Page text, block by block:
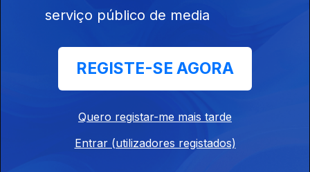
editora AVA
Ep. 11
Vitorino
serviço público de media
REGISTE-SE AGORA
Quero registar-me mais tarde
Entrar (utilizadores registados)